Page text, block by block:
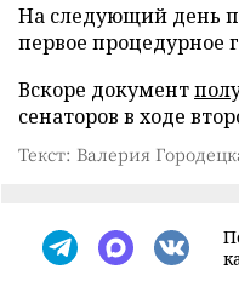
На следующий день
первое процедурное
Вскоре документ
сенаторов в ходе
Текст: Валерия